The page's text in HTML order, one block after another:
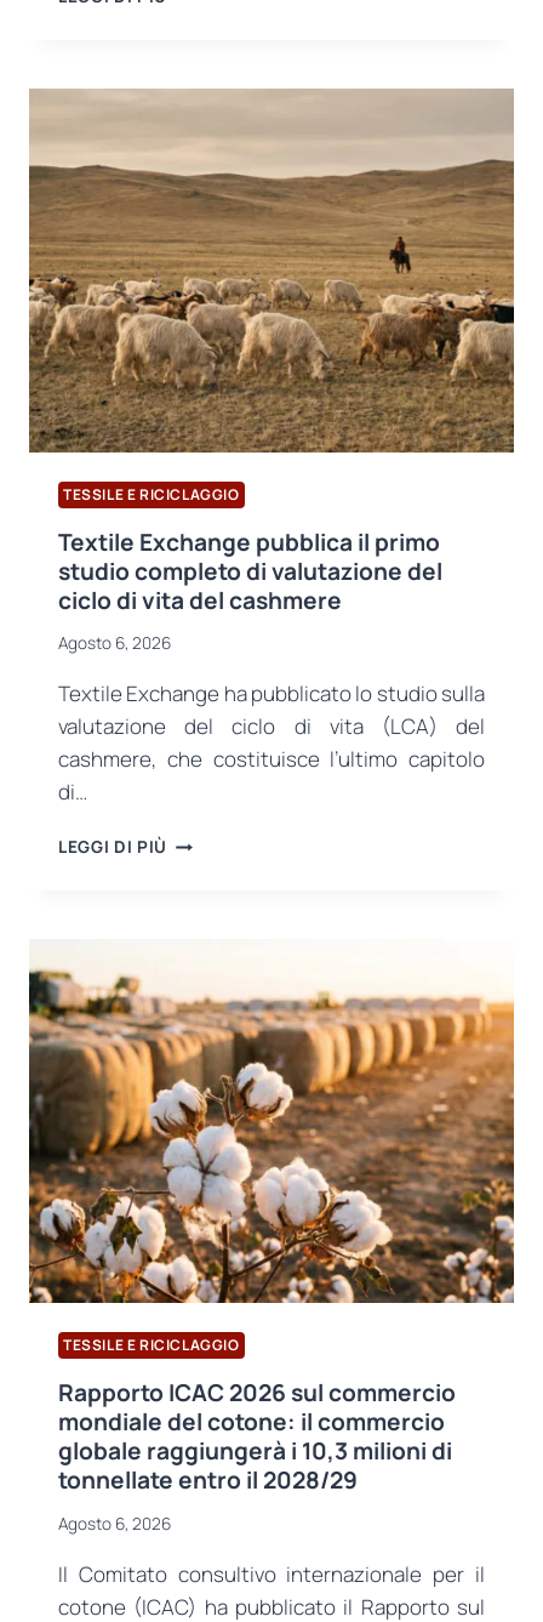
DI
(P708)
ALLA
VERSIONE
7
DELLO
STANDARD
BRCGS
SUI
MATERIALI
DI
IMBALLAGGIO
TESSILE E RICICLAGGIO
Textile Exchange pubblica il primo
studio completo di valutazione del
ciclo di vita del cashmere
Agosto 6, 2026
Textile Exchange ha pubblicato lo studio sulla
valutazione del ciclo di vita (LCA) del
cashmere, che costituisce l’ultimo capitolo
di…
LEGGI DI PIÙ TEXTILE
COMPLETO
DI
VALUTAZIONE
DEL
CICLO
DI
VITA
DEL
CASHMERE
TESSILE E RICICLAGGIO
Rapporto ICAC 2026 sul commercio
mondiale del cotone: il commercio
globale raggiungerà i 10,3 milioni di
tonnellate entro il 2028/29
Agosto 6, 2026
Il Comitato consultivo internazionale per il
cotone (ICAC) ha pubblicato il Rapporto sul